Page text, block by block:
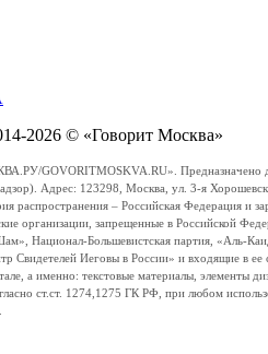
2026 © «Говорит Москва»
GOVORITMOSKVA.RU». Предназначено
Адрес: 123298, Москва, ул. 3-я
распространения – Российская Федерация и
организации, запрещенные в Российской
Национал-Большевистская партия, «Аль-
Свидетелей Иеговы в России» и входящие в ее
а именно: текстовые материалы, элементы
ст.ст. 1274,1275 ГК РФ, при любом